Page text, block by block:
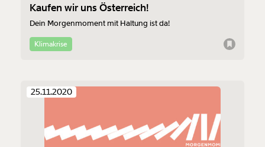
Kaufen wir uns Österreich!
Dein Morgenmoment mit Haltung ist da!
Klimakrise
25.11.2020